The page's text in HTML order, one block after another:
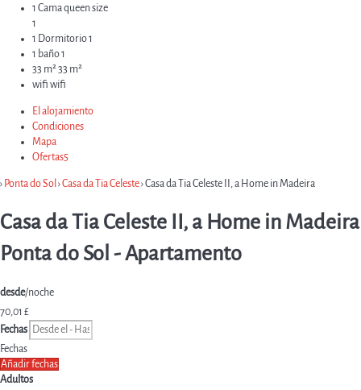
1 Cama queen size
1
1 Dormitorio1
1 baño1
33 m²33 m²
wifi wifi
El alojamiento
Condiciones
Mapa
Ofertas5
› Ponta do Sol ›Casa da Tia Celeste› Casa da Tia Celeste II, a Home in Madeira
Casa da Tia Celeste II, a Home in Madeira
Ponta do Sol -Apartamento
desde/noche
70,01 £
Fechas
Fechas
Añadir fechas
Adultos